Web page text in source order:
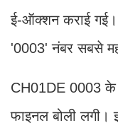
ई-ऑक्शन कराई गई।
'0003' नंबर सबसे
CH01DE 0003 के
फाइनल बोली लगी।